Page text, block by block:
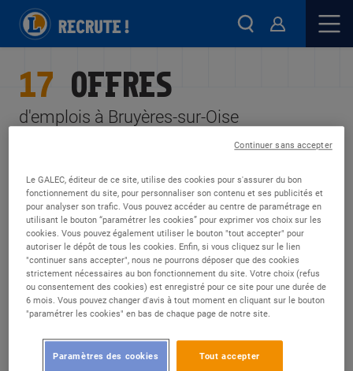
17 OFFRES
d'emplois à Bruyères-sur-Oise
Rayon de recherche
FILTRES
DÉSOLÉ, NOUS N'AVONS TROUVÉ
AUCUNE OFFRE CORRESPONDANT
À VOS CRITÈRES
Soyez alerté quand de nouvelles annonces sont
disponibles :
Le GALEC, éditeur de ce site, utilise des cookies pour s'assurer du bon
fonctionnement du site, pour personnaliser son contenu et ses publicités et
pour analyser son trafic. Vous pouvez accéder au centre de paramétrage en
utilisant le bouton “paramétrer les cookies” pour exprimer vos choix sur les
cookies. Vous pouvez également utiliser le bouton "tout accepter" pour
autoriser le dépôt de tous les cookies. Enfin, si vous cliquez sur le lien
"continuer sans accepter", nous ne pourrons déposer que des cookies
strictement nécessaires au bon fonctionnement du site. Votre choix (refus
ou consentement des cookies) est enregistré pour ce site pour une durée de
6 mois. Vous pouvez changer d'avis à tout moment en cliquant sur le bouton
"paramétrer les cookies" en bas de chaque page de notre site.
Tout accepter
Paramètres des cookies
Continuer sans accepter